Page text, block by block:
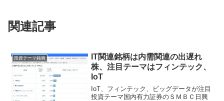
関連記事
投資テーマ銘柄
IT関連銘柄は内需関連の出遅れ
株、注目テーマはフィンテック、
IoT
IoT、フィンテック、ビッグデータが注目
投資テーマ国内有力証券のＳＭＢＣ日興